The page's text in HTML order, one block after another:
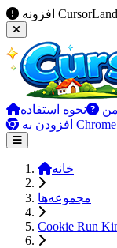
نحوه استفاده
افزودن به Chrome
خانه
مجموعه‌ها
Cookie Run